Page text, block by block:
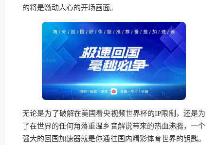
的将是激动人心的开场画面。
无论是为了破解在美国看央视频世界杯的IP限制，还是为
了在世界的任何角落重温乡音解说带来的热血沸腾，一个
强大的回国加速器就是你通往国内精彩体育世界的钥匙。